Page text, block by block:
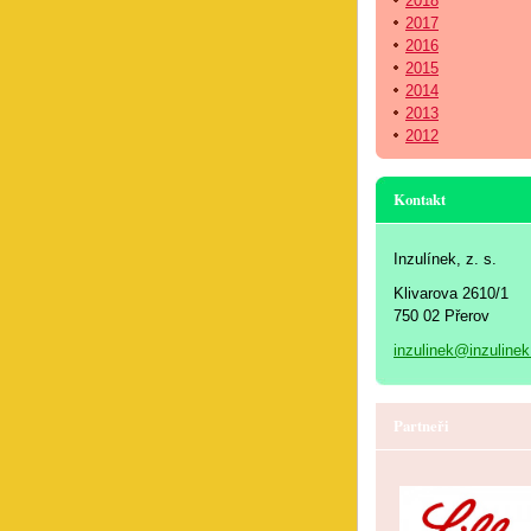
2017
2016
2015
2014
2013
2012
Kontakt
Inzulínek, z. s.
Klivarova 2610/1
750 02 Přerov
Partneři